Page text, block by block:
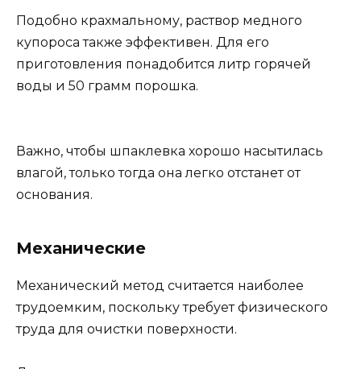
Подобно крахмальному, раствор медного
купороса также эффективен. Для его
приготовления понадобится литр горячей
воды и 50 грамм порошка.
Важно, чтобы шпаклевка хорошо насытилась
влагой, только тогда она легко отстанет от
основания.
Механические
Механический метод считается наиболее
трудоемким, поскольку требует физического
труда для очистки поверхности.